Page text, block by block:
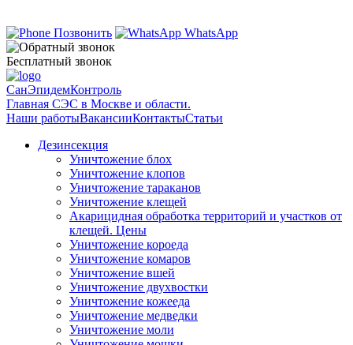
Позвонить WhatsApp
Бесплатный звонок
СанЭпидемКонтроль
Главная СЭС в Москве и области.
Наши работыВакансииКонтактыСтатьи
Дезинсекция
Уничтожение блох
Уничтожение клопов
Уничтожение тараканов
Уничтожение клещей
Акарицидная обработка территорий и участков от
клещей. Цены
Уничтожение короеда
Уничтожение комаров
Уничтожение вшей
Уничтожение двухвостки
Уничтожение кожееда
Уничтожение медведки
Уничтожение моли